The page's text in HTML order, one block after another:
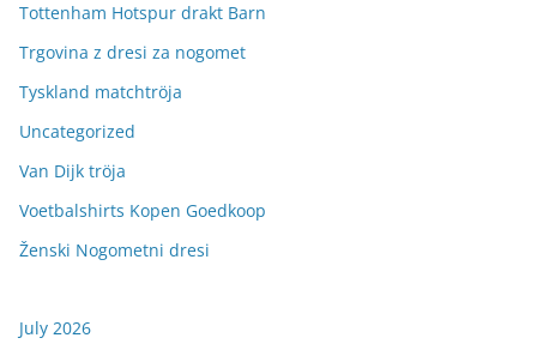
Tottenham Hotspur drakt Barn
Trgovina z dresi za nogomet
Tyskland matchtröja
Uncategorized
Van Dijk tröja
Voetbalshirts Kopen Goedkoop
Ženski Nogometni dresi
July 2026